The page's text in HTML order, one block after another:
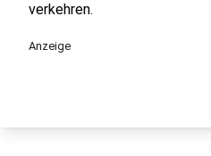
verkehren.
Anzeige